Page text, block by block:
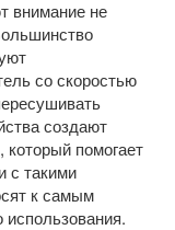
внимание не
со скоростью
создают
помогает
с такими
к самым